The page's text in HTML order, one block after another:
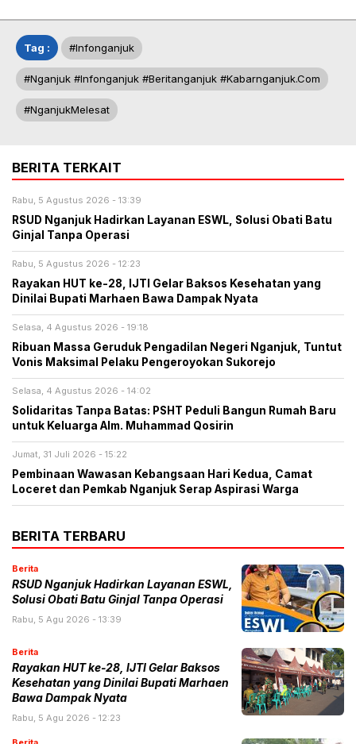
Tag : #infonganjuk
#nganjuk #infonganjuk #beritanganjuk #kabarnganjuk.com
#NganjukMelesat
BERITA TERKAIT
Rabu, 5 Agustus 2026 - 13:39
RSUD Nganjuk Hadirkan Layanan ESWL, Solusi Obati Batu
Ginjal Tanpa Operasi
Rabu, 5 Agustus 2026 - 12:23
Rayakan HUT ke-28, IJTI Gelar Baksos Kesehatan yang
Dinilai Bupati Marhaen Bawa Dampak Nyata
Selasa, 4 Agustus 2026 - 19:18
Ribuan Massa Geruduk Pengadilan Negeri Nganjuk, Tuntut
Vonis Maksimal Pelaku Pengeroyokan Sukorejo
Selasa, 4 Agustus 2026 - 14:02
Solidaritas Tanpa Batas: PSHT Peduli Bangun Rumah Baru
untuk Keluarga Alm. Muhammad Qosirin
Jumat, 31 Juli 2026 - 15:22
Pembinaan Wawasan Kebangsaan Hari Kedua, Camat
Loceret dan Pemkab Nganjuk Serap Aspirasi Warga
BERITA TERBARU
Berita
RSUD Nganjuk Hadirkan Layanan ESWL,
Solusi Obati Batu Ginjal Tanpa Operasi
Rabu, 5 Agu 2026 - 13:39
Berita
Rayakan HUT ke-28, IJTI Gelar Baksos
Kesehatan yang Dinilai Bupati Marhaen
Bawa Dampak Nyata
Rabu, 5 Agu 2026 - 12:23